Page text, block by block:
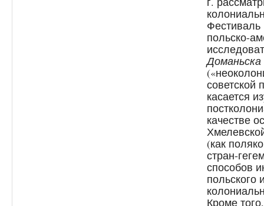
польско-
Доманьска
советской
касается
качестве
(как
стран-
способов
польского
Кроме